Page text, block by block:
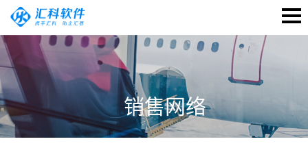
销售网络